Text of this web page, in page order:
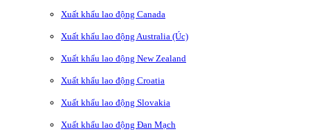
Xuất khẩu lao động Canada
Xuất khẩu lao động Australia (Úc)
Xuất khẩu lao động New Zealand
Xuất khẩu lao động Croatia
Xuất khẩu lao động Slovakia
Xuất khẩu lao động Đan Mạch